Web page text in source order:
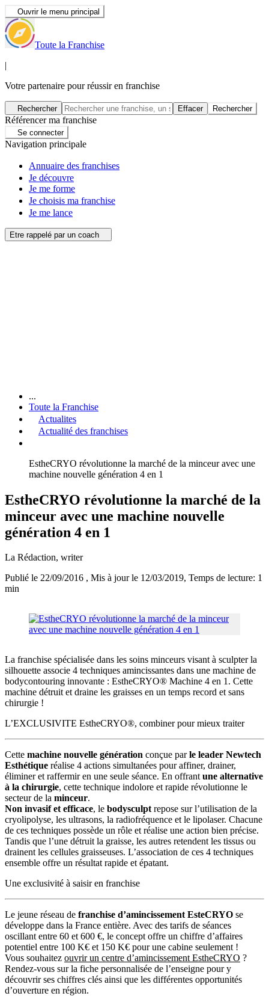
Ouvrir le menu principal
Toute la Franchise
|
Votre partenaire pour réussir en franchise
Rechercher Effacer Rechercher
Référencer ma franchise
Se connecter
Navigation principale
Annuaire des franchises
Je découvre
Je me forme
Je choisis ma franchise
Je me lance
Etre rappelé par un coach
...
Toute la Franchise
Actualites
Actualité des franchises
EstheCRYO révolutionne la marché de la minceur avec une
machine nouvelle génération 4 en 1
EstheCRYO révolutionne la marché de la
minceur avec une machine nouvelle
génération 4 en 1
La Rédaction, writer
Publié le 22/09/2016 , Mis à jour le 12/03/2019, Temps de lecture: 1
min
La franchise spécialisée dans les soins minceurs visant à sculpter la
silhouette associe 4 techniques amincissantes dans une machine de
bodycontouring innovante : EstheCRYO® Machine 4 en 1. Cette
machine détruit et draine les graisses en un temps record et sans
chirurgie !
L’EXCLUSIVITE EstheCRYO®, combiner pour mieux traiter
Cette machine nouvelle génération conçue parle leader Newtech
Esthétique réalise 4 actions simultanées pour affiner, drainer,
éliminer et raffermir en une seule séance. En offrantune alternative
à la chirurgie, cette technique indolore et rapide révolutionne le
secteur de la minceur.
Non invasif et efficace, le bodysculptrepose sur l’utilisation de la
cryolipolyse, les ultrasons, la radiofréquence et le lipolaser. Chacune
de ces techniques possède un rôle et réalise une action bien précise.
Tandis que l’une détruit la graisse, les autres retendent les tissus ou
drainent les cellules graisseuses. L’association de ces 4 techniques
ensemble offre un résultat rapide et épatant.
Une exclusivité à saisir en franchise
Le jeune réseau de franchise d’amincissement EsteCRYO se
développe dans la France entière. Avec des tarifs de séances
oscillant entre 60 et 600 €, le concept offre un chiffre d’affaires
potentiel entre 100 K€ et 150 K€ pour une cabine seulement !
Vous souhaitez ouvrir un centre d’amincissement EstheCRYO ?
Rendez-vous sur la fiche personnalisée de l’enseigne pour y
découvrir ses chiffres clés ainsi que les différentes opportunités
d’ouverture en région.